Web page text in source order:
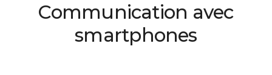
Communication avec
smartphones